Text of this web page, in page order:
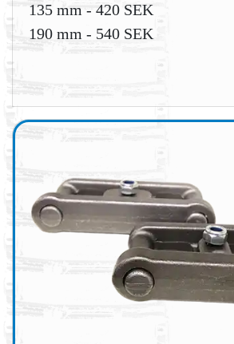
135 mm - 420 SEK
190 mm - 540 SEK